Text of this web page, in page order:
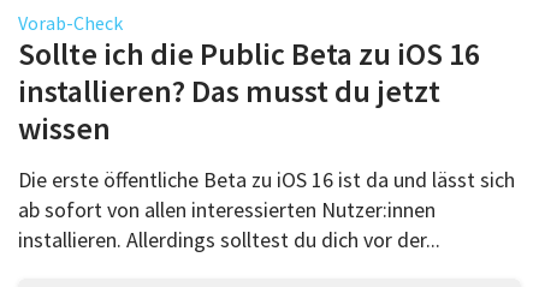
Vorab-Check
Sollte ich die Public Beta zu iOS 16
installieren? Das musst du jetzt
wissen
Die erste öffentliche Beta zu iOS 16 ist da und lässt sich
ab sofort von allen interessierten Nutzer:innen
installieren. Allerdings solltest du dich vor der...